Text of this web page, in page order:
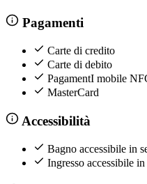
Pagamenti
Carte di credito
Carte di debito
PagamentI mobile
MasterCard
Accessibilità
Bagno accessibile in
Ingresso accessibile